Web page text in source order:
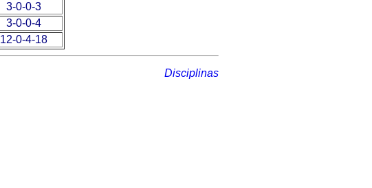
3-0-0-3
3-0-0-4
12-0-4-18
Disciplinas